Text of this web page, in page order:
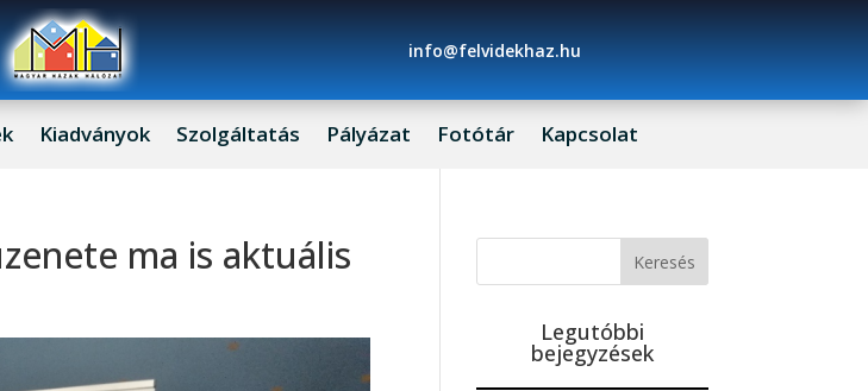
info@felvidekhaz.hu
Kiadványok Szolgáltatás Pályázat Fotótár Kapcsolat
ma is aktuális
Legutóbbi
bejegyzések